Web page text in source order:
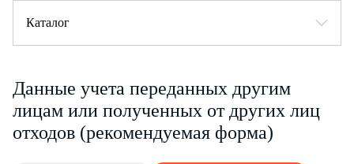
Каталог
Данные учета переданных другим
лицам или полученных от других лиц
отходов (рекомендуемая форма)